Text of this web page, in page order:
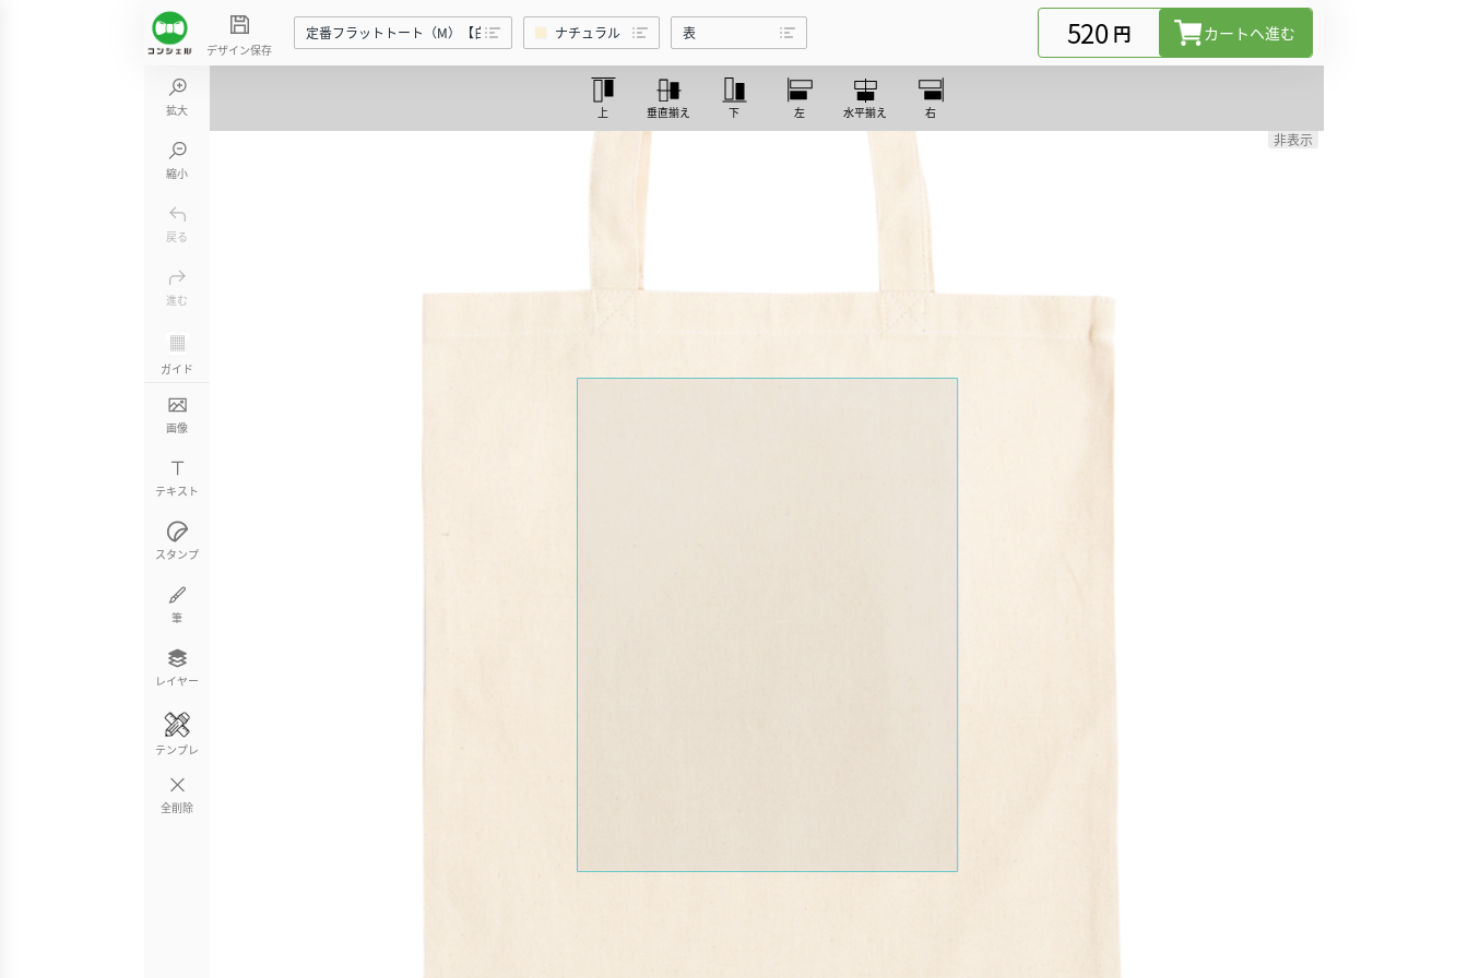
デザイン保存
定番フラットトート（M）【白プリントあり】ナチュラル 表 520 円 カートヘ進む
拡大
縮小
戻る
進む
ガイド
画像
テキスト
スタンプ
筆
レイヤー
テンプレ
全削除
上 垂直揃え 下 左 水平揃え 右
非表示